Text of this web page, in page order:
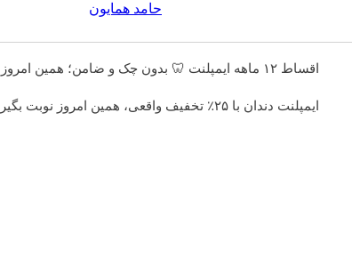
حامد همایون
اقساط ۱۲ ماهه ایمپلنت 🦷 بدون چک و ضامن؛ همین امروز اقدام کن ✅
ایمپلنت دندان با ۲۵٪ تخفیف واقعی، همین امروز نوبت بگیر ✅